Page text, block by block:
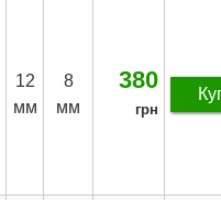
12
мм
8
мм
380
грн